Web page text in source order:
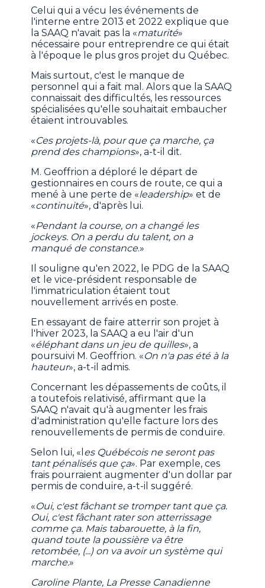
Celui qui a vécu les événements de
l'interne entre 2013 et 2022 explique que
la SAAQ n'avait pas la «maturité»
nécessaire pour entreprendre ce qui était
à l'époque le plus gros projet du Québec.
Mais surtout, c'est le manque de
personnel qui a fait mal. Alors que la SAAQ
connaissait des difficultés, les ressources
spécialisées qu'elle souhaitait embaucher
étaient introuvables.
«Ces projets-là, pour que ça marche, ça
prend des champions», a-t-il dit.
M. Geoffrion a déploré le départ de
gestionnaires en cours de route, ce qui a
mené à une perte de «leadership» et de
«continuité», d'après lui.
«Pendant la course, on a changé les
jockeys. On a perdu du talent, on a
manqué de constance.»
Il souligne qu'en 2022, le PDG de la SAAQ
et le vice-président responsable de
l'immatriculation étaient tout
nouvellement arrivés en poste.
En essayant de faire atterrir son projet à
l'hiver 2023, la SAAQ a eu l'air d'un
«éléphant dans un jeu de quilles», a
poursuivi M. Geoffrion. «On n'a pas été à la
hauteur», a-t-il admis.
Concernant les dépassements de coûts, il
a toutefois relativisé, affirmant que la
SAAQ n'avait qu'à augmenter les frais
d'administration qu'elle facture lors des
renouvellements de permis de conduire.
Selon lui, «l es Québécois ne seront pas
tant pénalisés que ça». Par exemple, ces
frais pourraient augmenter d'un dollar par
permis de conduire, a-t-il suggéré.
«Oui, c'est fâchant se tromper tant que ça.
Oui, c'est fâchant rater son atterrissage
comme ça. Mais tabarouette, à la fin,
quand toute la poussière va être
retombée, (...) on va avoir un système qui
marche.»
Caroline Plante, La Presse Canadienne